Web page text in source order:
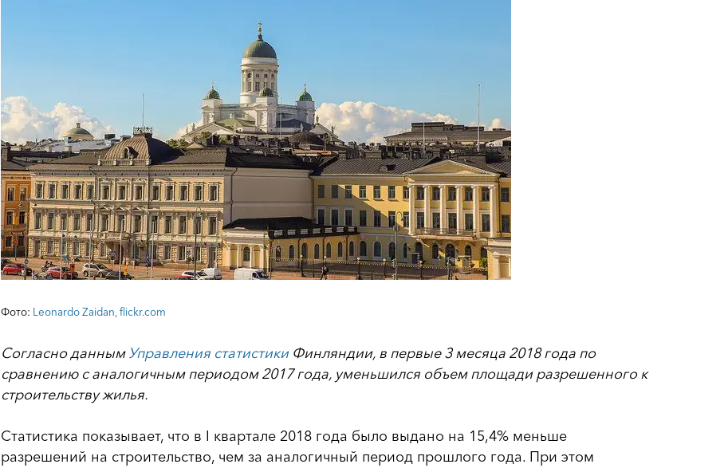
Фото: Leonardo Zaidan, flickr.com
Согласно даннымУправления статистикиФинляндии, в первые 3 месяца 2018 года по
сравнению с аналогичным периодом 2017 года, уменьшился объем площади разрешенного к
строительству жилья.
Статистика показывает, что в I квартале 2018 года было выдано на 15,4% меньше
разрешений на строительство, чем за аналогичный период прошлого года. При этом